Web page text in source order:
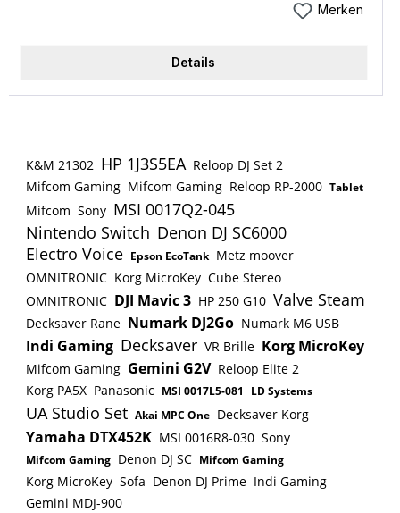
Handumdrehen. Das robuste Metallgelenk ist mit
eine Vielzahl von verschiedenen Positionierungen.
Aufstellvariante schnell wieder finden. Die vier
abgestimmt. Die K&amp;M-typischen
Qualitätsmerkmale wie solide Verarbeitung,
hochwertige Oberflächenbeschichtung und ein
praktischer Ausgleichsparkettschoner für
Bodenunebenheiten runden das Gesamtkonzept
327 bis 789 mm Auflagentiefe: 250 mm
Ausführung: schwarz Besonderheit:
Ausgleichsparkettschoner zum Stabilisieren des
Ständers auf unebenen Flächen; mit minimierter
Auflagentiefe für die perfekte Aufnahme von
Stagepianos EAN: 4016842827800 Form:
doppelstrebiger X-Ständer Gewicht: 5,4 kg
Höhe: von 594 bis 946 mm
Instrumentenauflage: Gummiauflage Material:
Stahl Produktkategorie: Topline Tragfähigkeit:
50 kg Verstellung: Spannhebel zur
Merken
Details
K&M 21302 HP 1J3S5EA Reloop DJ Set 2
Mifcom Gaming Mifcom Gaming Reloop RP-2000 Tablet
Mifcom Sony MSI 0017Q2-045
Nintendo Switch Denon DJ SC6000
Electro Voice Epson EcoTank Metz moover
OMNITRONIC Korg MicroKey Cube Stereo
OMNITRONIC DJI Mavic 3 HP 250 G10 Valve Steam
Decksaver Rane Numark DJ2Go Numark M6 USB
Indi Gaming Decksaver VR Brille Korg MicroKey
Mifcom Gaming Gemini G2V Reloop Elite 2
Korg PA5X Panasonic MSI 0017L5-081 LD Systems
UA Studio Set Akai MPC One Decksaver Korg
Yamaha DTX452K MSI 0016R8-030 Sony
Mifcom Gaming Denon DJ SC Mifcom Gaming
Korg MicroKey Sofa Denon DJ Prime Indi Gaming
Gemini MDJ-900